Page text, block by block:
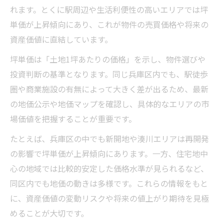
れます。とくに駅周辺や生活利便性の高いエリアでは坪
単価が上昇傾向にあり、これが物件の売買価格や将来の
資産価値に直結しています。
坪単価は「土地1坪あたりの価格」を示し、物件選びや
投資判断の基準となります。同じ兵庫区内でも、駅徒歩
圏や商業施設の有無によって大きく差が出るため、最新
の地価公示や地価マップを確認し、具体的なエリアの市
場価値を把握することが重要です。
たとえば、兵庫区の中でも新開地や湊川エリアは再開発
の影響で坪単価が上昇傾向にあります。一方、住宅地中
心の地域では比較的安定した価格水準が見られるなど、
同区内でも地価の動きは多様です。これらの情報をもと
に、資産価値の変動リスクや将来の値上がり期待を見極
めることが大切です。